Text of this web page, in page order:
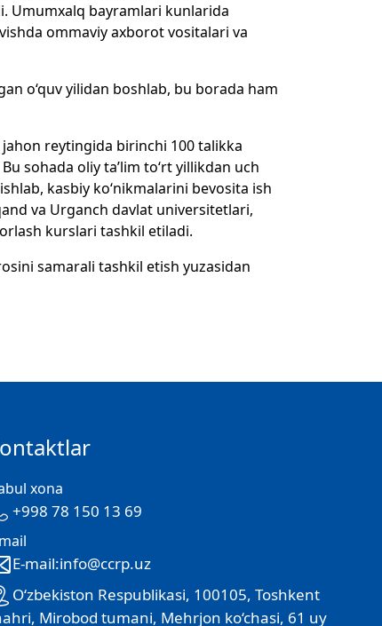
Umumxalq bayramlari kunlarida
ommaviy axborot vositalari va
o‘quv yilidan boshlab, bu borada ham
jahon reytingida birinchi 100 talikka
sohada oliy ta’lim to‘rt yillikdan uch
kasbiy ko‘nikmalarini bevosita ish
va Urganch davlat universitetlari,
kurslari tashkil etiladi.
samarali tashkil etish yuzasidan
xona
+998 78 150 13 69
E-mail:info@ccrp.uz
O‘zbekiston Respublikasi, 100105, Toshkent
Mirobod tumani, Mehrjon ko‘chasi, 61 uy